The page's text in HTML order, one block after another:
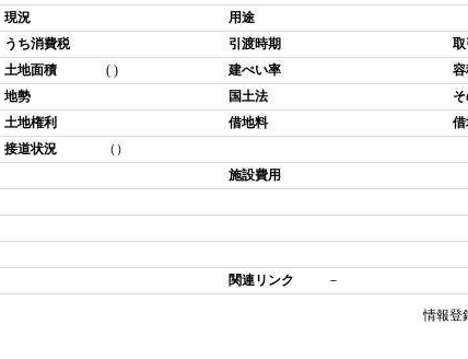
現況
用途
うち消費税 引渡時期
土地面積 ( ) 建ぺい率
地勢 国土法
土地権利 借地料
借
接道状況
（）
施設費用
関連リンク －
情報登